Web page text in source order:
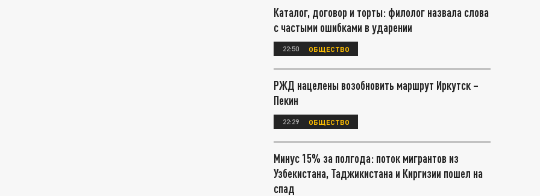
Каталог, договор и торты: филолог назвала слова
с частыми ошибками в ударении
22:50 ОБЩЕСТВО
РЖД нацелены возобновить маршрут Иркутск –
Пекин
22:29 ОБЩЕСТВО
Минус 15% за полгода: поток мигрантов из
Узбекистана, Таджикистана и Киргизии пошел на
спад